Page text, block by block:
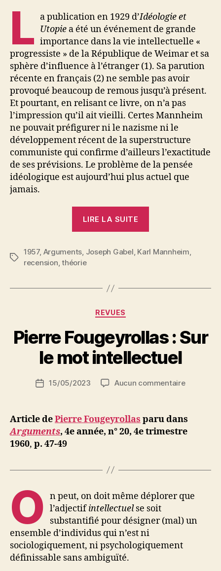
L a publication en 1929 d’Idéologie et
Utopie a été un événement de grande
importance dans la vie intellectuelle «
progressiste » de la République de Weimar et sa
sphère d’influence à l’étranger (1). Sa parution
récente en français (2) ne semble pas avoir
provoqué beaucoup de remous jusqu’à présent.
Et pourtant, en relisant ce livre, on n’a pas
l’impression qu’il ait vieilli. Certes Mannheim
ne pouvait préfigurer ni le nazisme ni le
développement récent de la superstructure
communiste qui confirme d’ailleurs l’exactitude
de ses prévisions. Le problème de la pensée
idéologique est aujourd’hui plus actuel que
jamais.
LIRE LA SUITE
Actualité
Étiquettes
1957, Arguments, Joseph Gabel, Karl Mannheim,
recension,théorie
Catégories
REVUES
Pierre Fougeyrollas : Sur
le mot intellectuel
de
a
r
S
N
ji
b
Date15/05/2023 Aucun commentairesur
le
Article dePierre Fougeyrollas paru dans
Arguments, 4e année, n° 20, 4e trimestre
1960, p. 47-49
O n peut, on doit même déplorer que
l’adjectifintellectuelse soit
substantifié pour désigner (mal) un
ensemble d’individus qui n’est ni
sociologiquement, ni psychologiquement
définissable sans ambiguïté.